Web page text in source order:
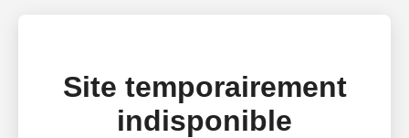
Site temporairement
indisponible